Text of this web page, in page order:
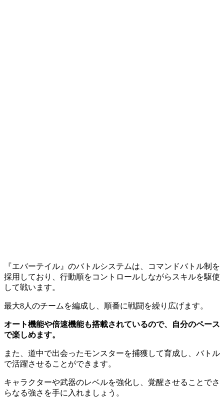
『エバーテイル』のバトルシステムは、コマンドバトル制を
採用しており、行動順をコントロールしながらスキルを駆使
して戦います。
最大8人のチームを編成し、順番に戦闘を繰り広げます。
オート機能や倍速機能も搭載されているので、自分のペース
で楽しめます。
また、道中で出会ったモンスターを捕獲して育成し、バトル
で活躍させることができます。
キャラクターや武器のレベルを強化し、覚醒させることでさ
らなる強さを手に入れましょう。